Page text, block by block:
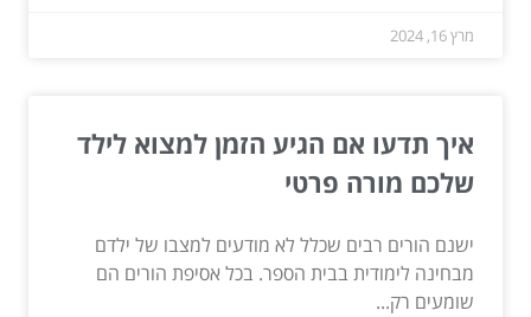
מרץ 16, 2024
איך תדעו אם הגיע הזמן למצוא לילד
שלכם מורה פרטי
ישנם הורים רבים שכלל לא מודעים למצבו של ילדם
מבחינה לימודית בבית הספר. בכל אסיפת הורים הם
שומעים רק...